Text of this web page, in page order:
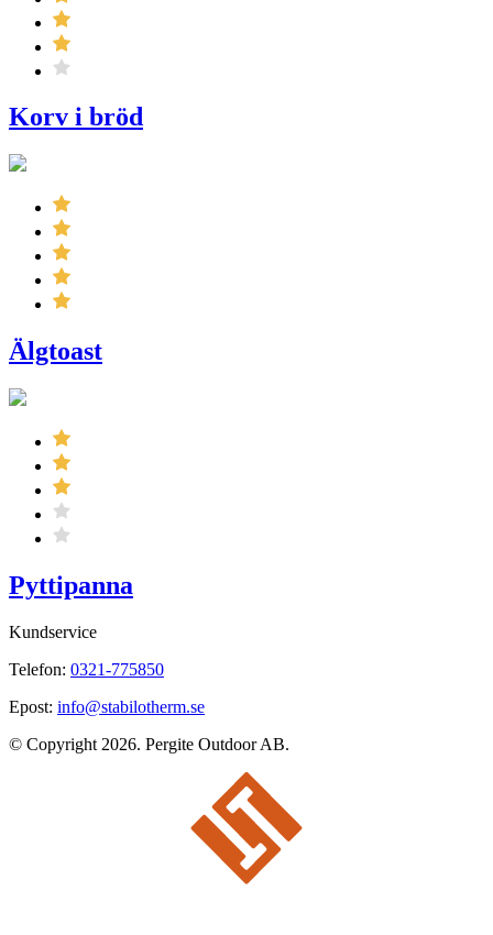
Korv i bröd
Älgtoast
Pyttipanna
Kundservice
Telefon: 0321-775850
Epost: info@stabilotherm.se
© Copyright 2026. Pergite Outdoor AB.